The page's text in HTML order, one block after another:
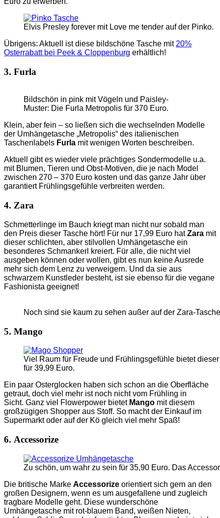
Elvis Presley forever mit Love me tender auf der Pinko.
Übrigens: Aktuell ist diese bildschöne Tasche mit 20%
Osterrabatt bei Peek & Cloppenburg erhältlich!
3. Furla
Bildschön in pink mit Vögeln und Paisley-
Muster: Die Furla Metropolis für 370 Euro.
Klein, aber fein – so ließen sich die wechselnden Modelle
der Umhängetasche „Metropolis“ des italienischen
Taschenlabels Furla mit wenigen Worten beschreiben.
Aktuell gibt es wieder viele prächtiges Sondermodelle u.a.
mit Blumen, Tieren und Obst-Motiven, die je nach Model
zwischen 270 – 370 Euro kosten und das ganze Jahr über
garantiert Frühlingsgefühle verbreiten werden.
4. Zara
Schmetterlinge im Bauch kriegt man nicht nur sobald man
den Preis dieser Tasche hört! Für nur 17,99 Euro hatZara mit
dieser schlichten, aber stilvollen Umhängetasche ein
besonderes Schmankerl kreiert. Für alle, die nicht viel
ausgeben können oder wollen, gibt es nun keine Ausrede
mehr sich dem Lenz zu verweigern. Und da sie aus
schwarzem Kunstleder besteht, ist sie ebenso für die vegane
Fashionista geeignet!
Noch sind sie kaum zu sehen außer auf der Zara-
5. Mango
Viel Raum für Freude und Frühlingsgefühle bietet
für 39,99 Euro.
Ein paar Osterglocken haben sich schon an die Oberfläche
getraut, doch viel mehr ist noch nicht vom Frühling in
Sicht. Ganz viel Flowerpower bietet Mango mit diesem
großzügigen Shopper aus Stoff. So macht der Einkauf im
Supermarkt oder auf der Kö gleich viel mehr Spaß!
6. Accessorize
Zu schön, um wahr zu sein für 35,90 Euro. Das
Die britische Marke Accessorize orientiert sich gern an den
großen Designern, wenn es um ausgefallene und zugleich
tragbare Modelle geht. Diese wunderschöne
Umhängetasche mit rot-blauem Band, weißen Nieten,